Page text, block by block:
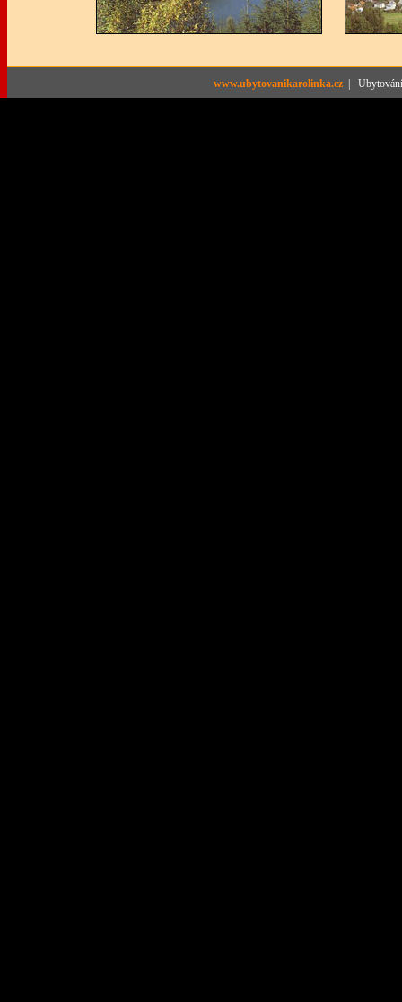
www.ubytovanikarolinka.cz| Ubytování